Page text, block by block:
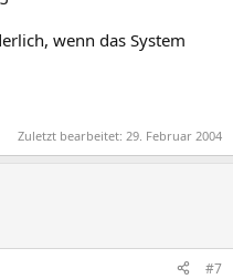
wenn das System
Zuletzt bearbeitet: 29. Februar 2004
#7